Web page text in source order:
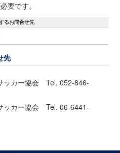
要です。
るお問合せ先
先
ッカー協会 Tel. 052-846-
ッカー協会 Tel. 06-6441-